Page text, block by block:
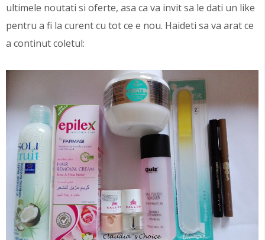
ultimele noutati si oferte, asa ca va invit sa le dati un like
pentru a fi la curent cu tot ce e nou. Haideti sa va arat ce
a continut coletul: